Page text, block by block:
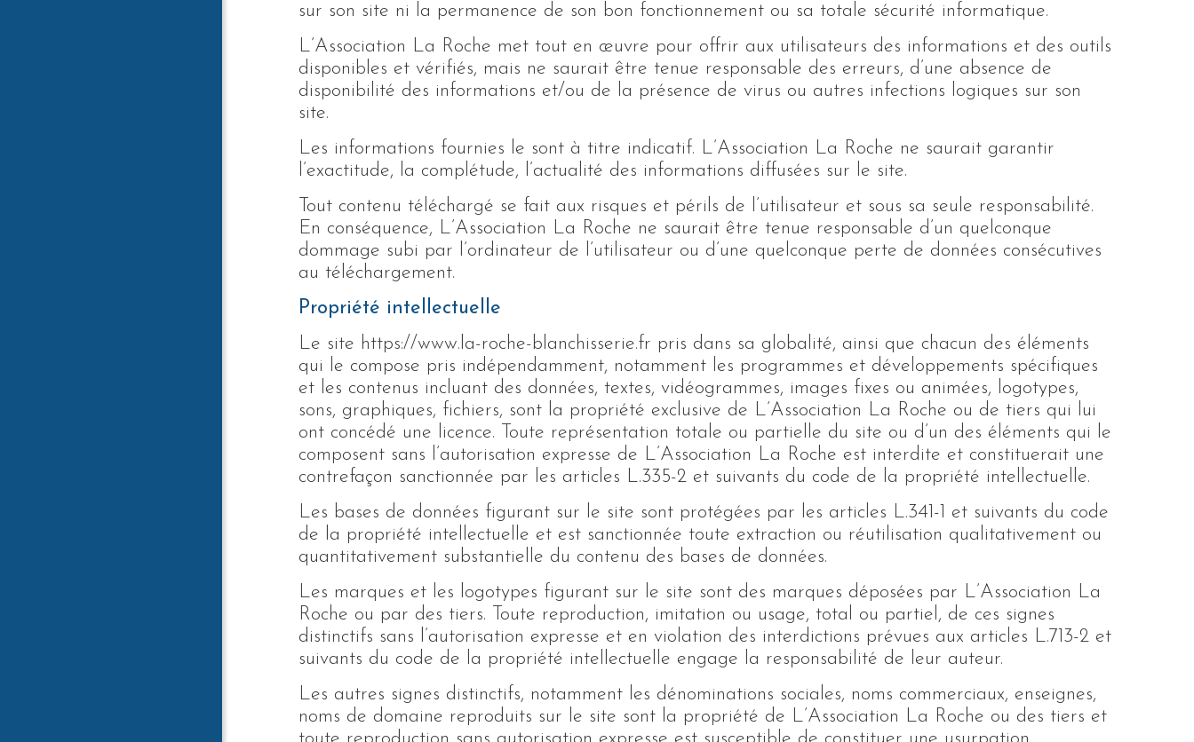
sur son site ni la permanence de son bon fonctionnement ou sa totale sécurité informatique.
L’Association La Roche met tout en œuvre pour offrir aux utilisateurs des informations et des outils
disponibles et vérifiés, mais ne saurait être tenue responsable des erreurs, d’une absence de
disponibilité des informations et/ou de la présence de virus ou autres infections logiques sur son
site.
Les informations fournies le sont à titre indicatif. L’Association La Roche ne saurait garantir
l’exactitude, la complétude, l’actualité des informations diffusées sur le site.
Tout contenu téléchargé se fait aux risques et périls de l’utilisateur et sous sa seule responsabilité.
En conséquence, L’Association La Roche ne saurait être tenue responsable d’un quelconque
dommage subi par l’ordinateur de l’utilisateur ou d’une quelconque perte de données consécutives
au téléchargement.
Propriété intellectuelle
Le site https://www.la-roche-blanchisserie.fr pris dans sa globalité, ainsi que chacun des éléments
qui le compose pris indépendamment, notamment les programmes et développements spécifiques
et les contenus incluant des données, textes, vidéogrammes, images fixes ou animées, logotypes,
sons, graphiques, fichiers, sont la propriété exclusive de L’Association La Roche ou de tiers qui lui
ont concédé une licence. Toute représentation totale ou partielle du site ou d’un des éléments qui le
composent sans l’autorisation expresse de L’Association La Roche est interdite et constituerait une
contrefaçon sanctionnée par les articles L.335-2 et suivants du code de la propriété intellectuelle.
Les bases de données figurant sur le site sont protégées par les articles L.341-1 et suivants du code
de la propriété intellectuelle et est sanctionnée toute extraction ou réutilisation qualitativement ou
quantitativement substantielle du contenu des bases de données.
Les marques et les logotypes figurant sur le site sont des marques déposées par L’Association La
Roche ou par des tiers. Toute reproduction, imitation ou usage, total ou partiel, de ces signes
distinctifs sans l’autorisation expresse et en violation des interdictions prévues aux articles L.713-2 et
suivants du code de la propriété intellectuelle engage la responsabilité de leur auteur.
Les autres signes distinctifs, notamment les dénominations sociales, noms commerciaux, enseignes,
noms de domaine reproduits sur le site sont la propriété de L’Association La Roche ou des tiers et